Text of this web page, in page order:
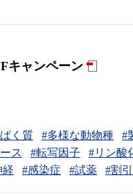
キャンペーン
く質 #多様な動物種
#
ス #転写因子
#リン酸
経 #感染症 #試薬 #割引